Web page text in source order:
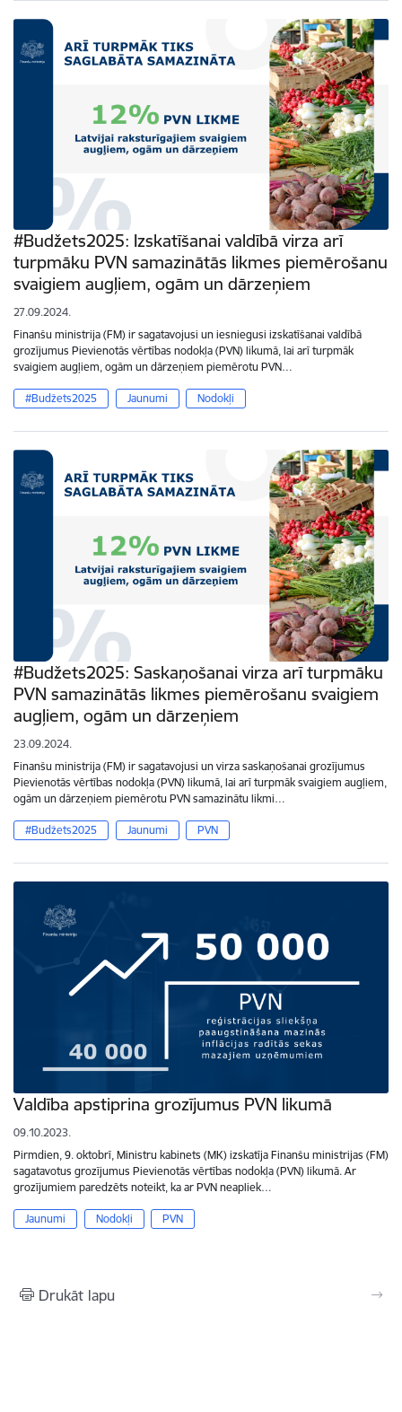
#Budžets2025: Izskatīšanai valdībā virza arī
turpmāku PVN samazinātās likmes piemērošanu
svaigiem augļiem, ogām un dārzeņiem
27.09.2024.
Finanšu ministrija (FM) ir sagatavojusi un iesniegusi izskatīšanai valdībā
grozījumus Pievienotās vērtības nodokļa (PVN) likumā, lai arī turpmāk
svaigiem augļiem, ogām un dārzeņiem piemērotu PVN…
#Budžets2025 Jaunumi Nodokļi
#Budžets2025: Saskaņošanai virza arī turpmāku
PVN samazinātās likmes piemērošanu svaigiem
augļiem, ogām un dārzeņiem
23.09.2024.
Finanšu ministrija (FM) ir sagatavojusi un virza saskaņošanai grozījumus
Pievienotās vērtības nodokļa (PVN) likumā, lai arī turpmāk svaigiem augļiem,
ogām un dārzeņiem piemērotu PVN samazinātu likmi…
#Budžets2025 Jaunumi PVN
Valdība apstiprina grozījumus PVN likumā
09.10.2023.
Pirmdien, 9. oktobrī, Ministru kabinets (MK) izskatīja Finanšu ministrijas (FM)
sagatavotus grozījumus Pievienotās vērtības nodokļa (PVN) likumā. Ar
grozījumiem paredzēts noteikt, ka ar PVN neapliek…
Jaunumi Nodokļi PVN
Drukāt lapu